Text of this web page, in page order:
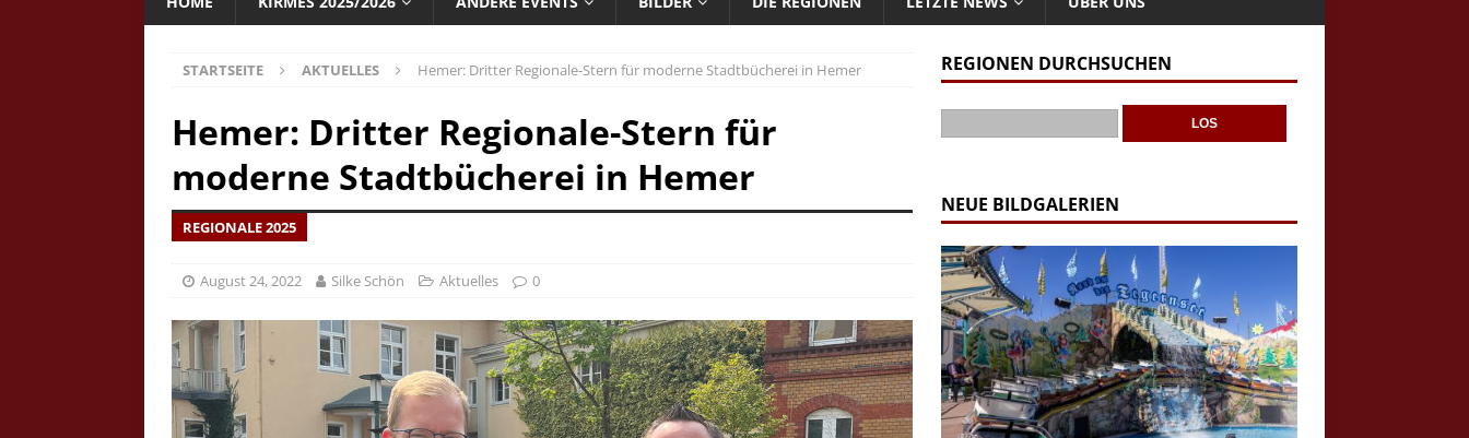
STARTSEITE AKTUELLES Hemer: Dritter Regionale-Stern für moderne Stadtbücherei in Hemer
Hemer: Dritter Regionale-Stern für
moderne Stadtbücherei in Hemer
REGIONALE 2025
August 24, 2022 Silke Schön Aktuelles 0
REGIONEN DURCHSUCHEN
NEUE BILDGALERIEN